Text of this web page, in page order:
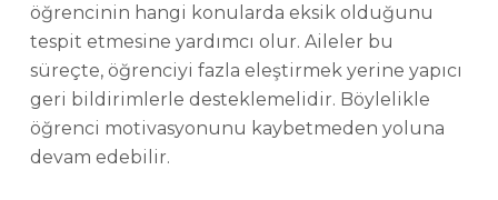
öğrencinin hangi konularda eksik olduğunu
tespit etmesine yardımcı olur. Aileler bu
süreçte, öğrenciyi fazla eleştirmek yerine yapıcı
geri bildirimlerle desteklemelidir. Böylelikle
öğrenci motivasyonunu kaybetmeden yoluna
devam edebilir.